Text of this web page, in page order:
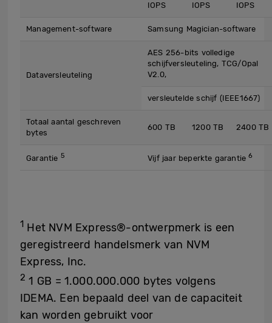
IOPS
IOPS
IOPS
Management-software Samsung Magician-software
Dataversleuteling
AES 256-bits volledige
schijfversleuteling, TCG/Opal
V2.0,
versleutelde schijf (IEEE1667)
Totaal aantal geschreven
bytes
600 TB 1200 TB 2400 TB
Garantie 5 Vijf jaar beperkte garantie6
1 Het NVM Express®-ontwerpmerk is een
geregistreerd handelsmerk van NVM
Express, Inc.
2 1 GB = 1.000.000.000 bytes volgens
IDEMA. Een bepaald deel van de capaciteit
kan worden gebruikt voor